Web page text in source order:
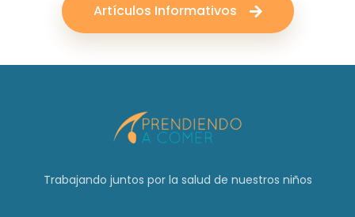
Artículos Informativos
Trabajando juntos por la salud de nuestros niños